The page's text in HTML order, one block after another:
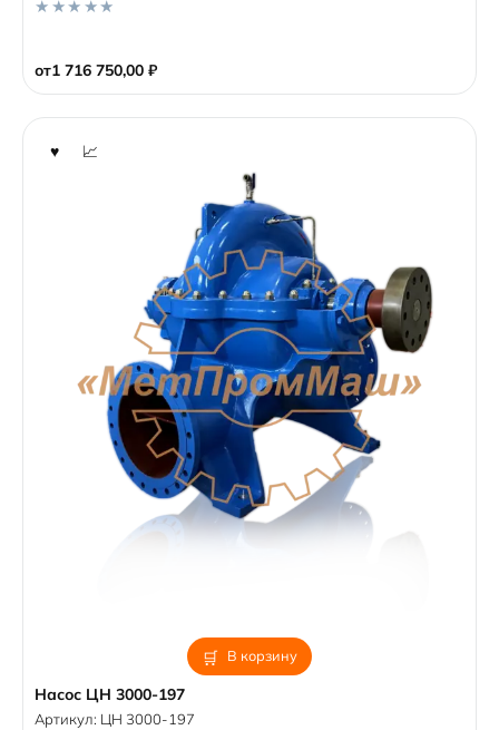
от1 716 750,00 ₽
u
t
f
В корзину
Насос ЦН 3000-197
Артикул: ЦН 3000-197